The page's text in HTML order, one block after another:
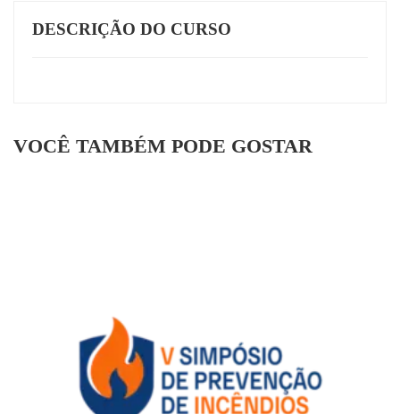
DESCRIÇÃO DO CURSO
VOCÊ TAMBÉM PODE GOSTAR